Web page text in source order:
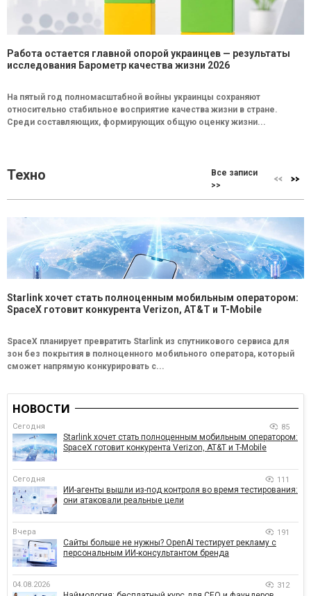
Работа остается главной опорой украинцев — результаты
исследования Барометр качества жизни 2026
На пятый год полномасштабной войны украинцы сохраняют
относительно стабильное восприятие качества жизни в стране.
Среди составляющих, формирующих общую оценку жизни...
Техно
Все записи
>>
Starlink хочет стать полноценным мобильным оператором:
SpaceX готовит конкурента Verizon, AT&T и T-Mobile
SpaceX планирует превратить Starlink из спутникового сервиса для
зон без покрытия в полноценного мобильного оператора, который
сможет напрямую конкурировать с...
НОВОСТИ
Сегодня 85
Starlink хочет стать полноценным мобильным оператором:
SpaceX готовит конкурента Verizon, AT&T и T-Mobile
Сегодня 111
ИИ-агенты вышли из-под контроля во время тестирования:
они атаковали реальные цели
Вчера 191
Сайты больше не нужны? OpenAI тестирует рекламу с
персональным ИИ-консультантом бренда
04.08.2026 312